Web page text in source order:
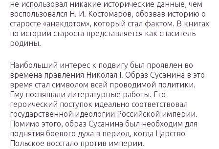
не использовал никакие исторические данные, чем
воспользовался Н. И. Костомаров, обозвав историю о
старосте «анекдотом», который стал фактом. В книгах
по истории староста представляется как спаситель
родины.
Наибольший интерес к подвигу был проявлен во
времена правления Николая I. Образ Сусанина в это
время стал символом всей проводимой политики.
Ему посвящали литературные работы. Его
героический поступок идеально соответствовал
государственной идеологии Российской империи.
Помимо этого, образ Сусанина был необходим для
поднятия боевого духа в период, когда Царство
Польское восстало против империи.